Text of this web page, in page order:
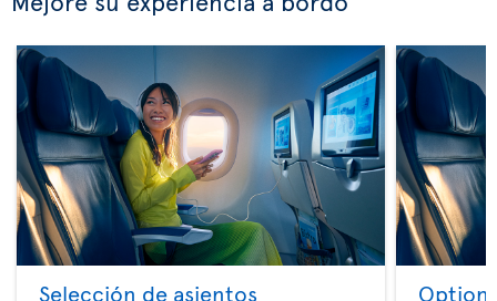
Selección de asientos Option